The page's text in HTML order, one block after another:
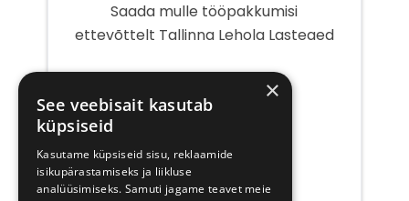
Saada mulle tööpakkumisi
ettevõttelt Tallinna Lehola Lasteaed
post
×
See veebisait kasutab
küpsiseid
Kasutame küpsiseid sisu, reklaamide
isikupärastamiseks ja liikluse
analüüsimiseks. Samuti jagame teavet meie